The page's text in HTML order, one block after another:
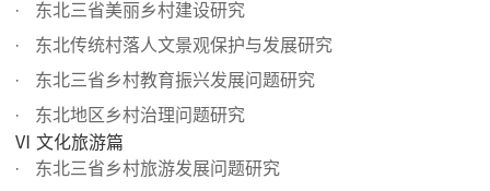
东北三省美丽乡村建设研究
东北传统村落人文景观保护与发展研究
东北三省乡村教育振兴发展问题研究
东北地区乡村治理问题研究
Ⅵ 文化旅游篇
东北三省乡村旅游发展问题研究